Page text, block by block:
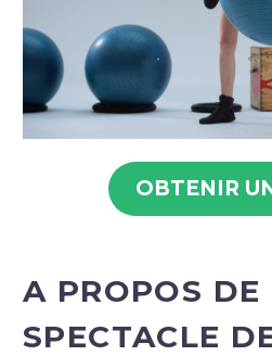
OBTENIR
A PROPOS DE
SPECTACLE